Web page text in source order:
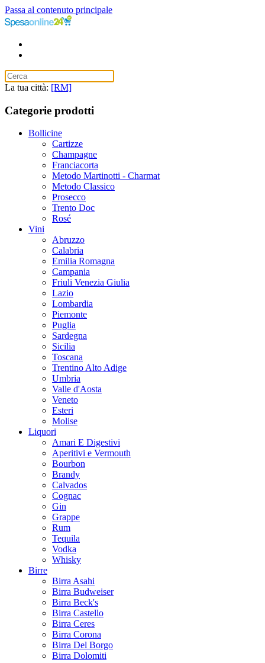
Passa al contenuto principale
La tua città: [RM]
Categorie prodotti
Bollicine
Cartizze
Champagne
Franciacorta
Metodo Martinotti - Charmat
Metodo Classico
Prosecco
Trento Doc
Rosé
Vini
Abruzzo
Calabria
Emilia Romagna
Campania
Friuli Venezia Giulia
Lazio
Lombardia
Piemonte
Puglia
Sardegna
Sicilia
Toscana
Trentino Alto Adige
Umbria
Valle d'Aosta
Veneto
Esteri
Molise
Liquori
Amari E Digestivi
Aperitivi e Vermouth
Bourbon
Brandy
Calvados
Cognac
Gin
Grappe
Rum
Tequila
Vodka
Whisky
Birre
Birra Asahi
Birra Budweiser
Birra Beck's
Birra Castello
Birra Ceres
Birra Corona
Birra Del Borgo
Birra Dolomiti